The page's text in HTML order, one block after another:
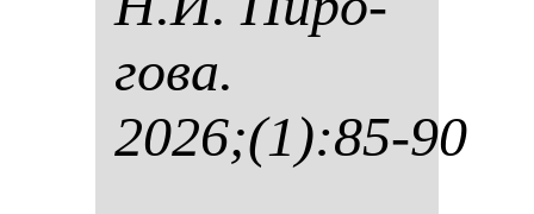
го­ва.
2026;(1):85-90